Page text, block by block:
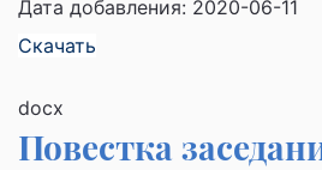
Дата добавления: 2020-06-11
Скачать
docx
Повестка